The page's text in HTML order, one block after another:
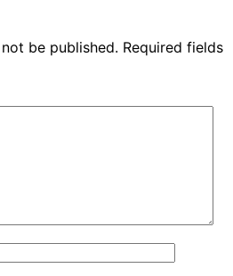
be published. Required fields